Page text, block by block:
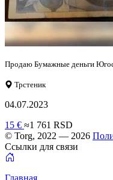
Продаю Бумажные деньги
Трстеник
04.07.2023
15 € ≈1 761 RSD
© Torg, 2022 — 2026
Ссылки для связи